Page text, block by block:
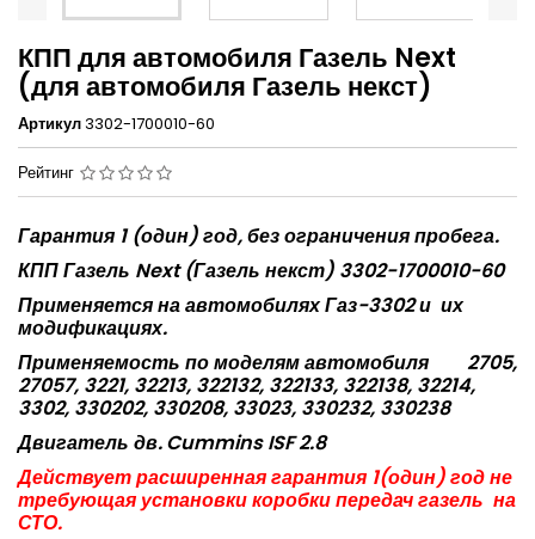
КПП для автомобиля Газель Next
(для автомобиля Газель некст)
Артикул3302-1700010-60
Рейтинг
Гарантия 1 (один) год, без ограничения пробега.
КПП Газель Next (Газель некст) 3302-1700010-60
Применяется на автомобилях Газ-3302 и их
модификациях.
Применяемость по моделям автомобиля
2705,
27057, 3221, 32213, 322132, 322133, 322138, 32214,
3302, 330202, 330208, 33023, 330232, 330238
Двигатель дв.Cummins ISF 2.8
Действует расширенная гарантия 1(один) год не
требующая установки коробки передач газель на
СТО.